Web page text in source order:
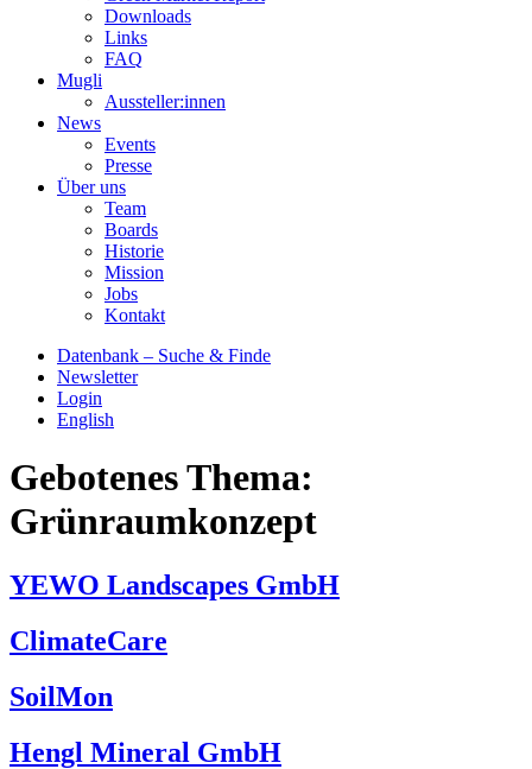
Downloads
Links
FAQ
Mugli
Aussteller:innen
News
Events
Presse
Über uns
Team
Boards
Historie
Mission
Jobs
Kontakt
Datenbank – Suche & Finde
Newsletter
Login
English
Gebotenes Thema:
Grünraumkonzept
YEWO Landscapes GmbH
ClimateCare
SoilMon
Hengl Mineral GmbH